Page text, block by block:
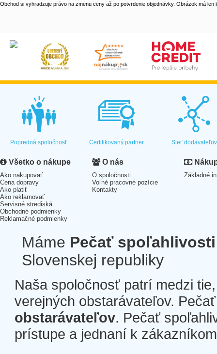
Obchod si vyhradzuje právo na zmenu ceny až po potvrdenie objednávky. Obrázok má len
Popredná spoločnosť Certifikovaný partner Sieť dodávateľov
Všetko o nákupe
Ako nakupovať
Cena dopravy
Ako platiť
Ako reklamovať
Servisné strediská
Obchodné podmienky
Reklamačné podmienky
O nás
O spoločnosti
Voľné pracovné pozície
Kontakty
Základné
Máme Pečať spoľahlivosti
Slovenskej republiky
Naša spoločnosť patrí medzi
verejných obstarávateľov.
obstarávateľov. Pečať
prístupe a jednaní k